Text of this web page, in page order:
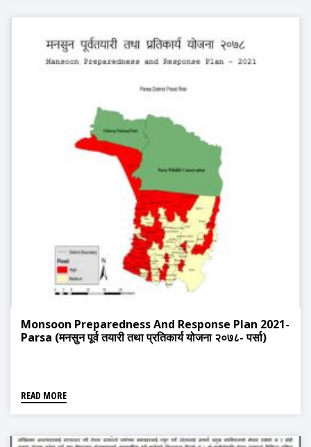
Monsoon Preparedness And Response Plan 2021-
Parsa (मनसुन पूर्व तयारी तथा प्रतिकार्य योजना २०७८- पर्सा)
READ MORE